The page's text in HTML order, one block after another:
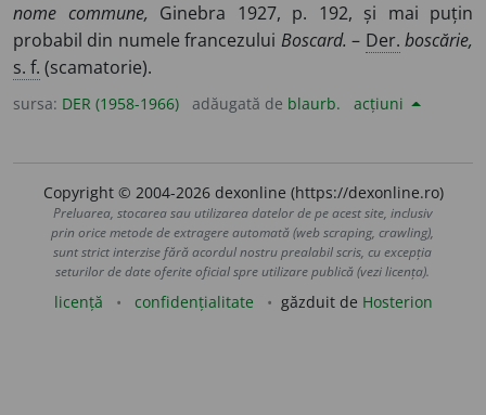
nome commune, Ginebra 1927, p. 192, și mai puțin
probabil din numele francezului Boscard. – Der. boscărie,
s. f. (scamatorie).
sursa: DER (1958-1966) adăugată de blaurb. acțiuni
Copyright © 2004-2026 dexonline (https://dexonline.ro)
Preluarea, stocarea sau utilizarea datelor de pe acest site, inclusiv
prin orice metode de extragere automată (web scraping, crawling),
sunt strict interzise fără acordul nostru prealabil scris, cu excepția
seturilor de date oferite oficial spre utilizare publică (vezi licența).
licență confidențialitate găzduit de Hosterion